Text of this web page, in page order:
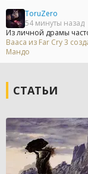
ToruZero
54 минуты назад
Из личной драмы
Вааса из Far Cry 3
Мандо
СТАТЬИ